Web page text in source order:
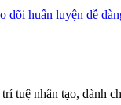
tuệ nhân tạo, dành